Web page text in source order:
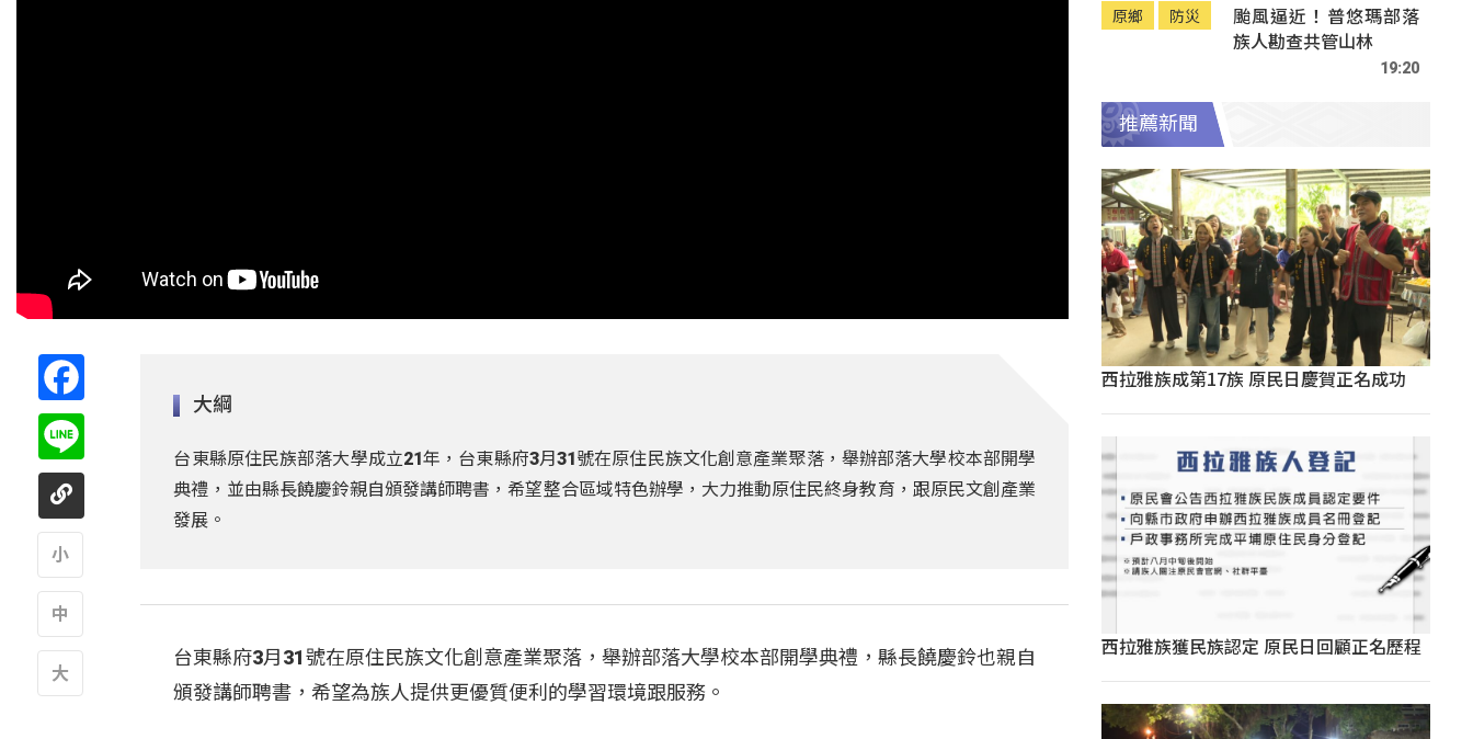
大綱
台東縣原住民族部落大學成立21年，台東縣府3月31號在原住民族文化創意產業聚落，舉辦部落大學校本部開學
典禮，並由縣長饒慶鈴親自頒發講師聘書，希望整合區域特色辦學，大力推動原住民終身教育，跟原民文創產業
發展。
台東縣府3月31號在原住民族文化創意產業聚落，舉辦部落大學校本部開學典禮，縣長饒慶鈴也親自
頒發講師聘書，希望為族人提供更優質便利的學習環境跟服務。
原鄉 防災
颱風逼近！普悠瑪部落
族人勘查共管山林
19:20
推薦新聞
西拉雅族成第17族 原民日慶賀正名成功
西拉雅族獲民族認定 原民日回顧正名歷程